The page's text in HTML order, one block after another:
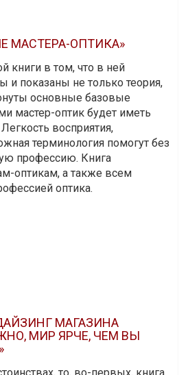
МАСТЕРА-ОПТИКА»
книги в том, что в ней
и показаны не только теория,
основные базовые
мастер-оптик будет иметь
восприятия,
терминология помогут без
профессию. Книга
оптикам, а также всем
оптика.
МАГАЗИНА
МИР ЯРЧЕ, ЧЕМ ВЫ